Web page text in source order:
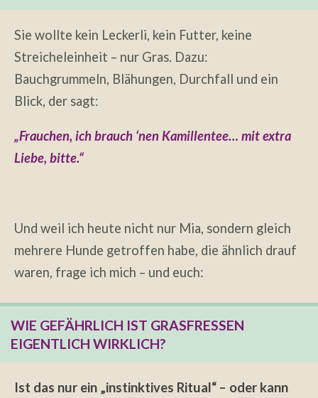
Sie wollte kein Leckerli, kein Futter, keine
Streicheleinheit – nur Gras. Dazu:
Bauchgrummeln, Blähungen, Durchfall und ein
Blick, der sagt:
„Frauchen, ich brauch ‘nen Kamillentee… mit extra
Liebe, bitte.“
Und weil ich heute nicht nur Mia, sondern gleich
mehrere Hunde getroffen habe, die ähnlich drauf
waren, frage ich mich – und euch:
WIE GEFÄHRLICH IST GRASFRESSEN
EIGENTLICH WIRKLICH?
Ist das nur ein „instinktives Ritual“ – oder kann